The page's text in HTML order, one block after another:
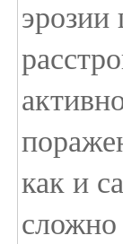
как и